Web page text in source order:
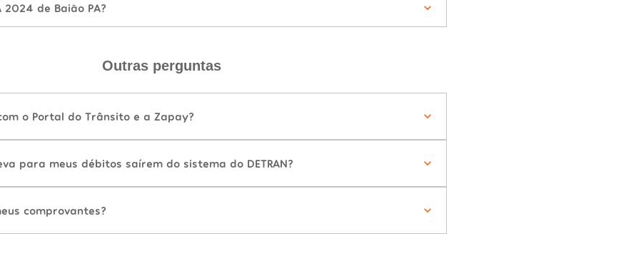
2024 de Baião PA?
Outras perguntas
o Portal do Trânsito e a Zapay?
para meus débitos saírem do sistema do DETRAN?
comprovantes?